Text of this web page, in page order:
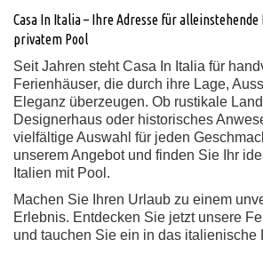
Casa In Italia – Ihre Adresse für
privatem Pool
Seit Jahren steht Casa In Italia für
Ferienhäuser, die durch ihre Lage,
Eleganz überzeugen. Ob rustikale
Designerhaus oder historisches
vielfältige Auswahl für jeden
unserem Angebot und finden Sie Ihr
Italien mit Pool.
Machen Sie Ihren Urlaub zu einem
Erlebnis. Entdecken Sie jetzt unsere
und tauchen Sie ein in das italienische